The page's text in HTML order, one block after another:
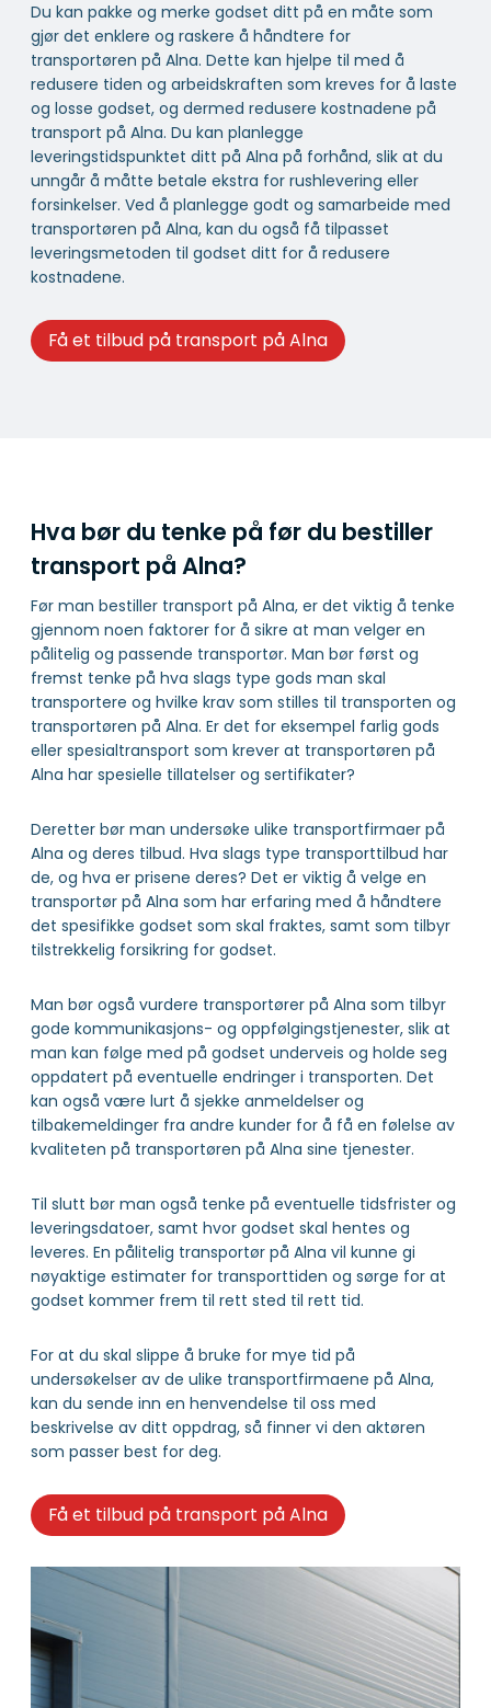
Du kan pakke og merke godset ditt på en måte som
gjør det enklere og raskere å håndtere for
transportøren på Alna. Dette kan hjelpe til med å
redusere tiden og arbeidskraften som kreves for å laste
og losse godset, og dermed redusere kostnadene på
transport på Alna. Du kan planlegge
leveringstidspunktet ditt på Alna på forhånd, slik at du
unngår å måtte betale ekstra for rushlevering eller
forsinkelser. Ved å planlegge godt og samarbeide med
transportøren på Alna, kan du også få tilpasset
leveringsmetoden til godset ditt for å redusere
kostnadene.
Få et tilbud på transport på Alna
Hva bør du tenke på før du bestiller
transport på Alna?
Før man bestiller transport på Alna, er det viktig å tenke
gjennom noen faktorer for å sikre at man velger en
pålitelig og passende transportør. Man bør først og
fremst tenke på hva slags type gods man skal
transportere og hvilke krav som stilles til transporten og
transportøren på Alna. Er det for eksempel farlig gods
eller spesialtransport som krever at transportøren på
Alna har spesielle tillatelser og sertifikater?
Deretter bør man undersøke ulike transportfirmaer på
Alna og deres tilbud. Hva slags type transporttilbud har
de, og hva er prisene deres? Det er viktig å velge en
transportør på Alna som har erfaring med å håndtere
det spesifikke godset som skal fraktes, samt som tilbyr
tilstrekkelig forsikring for godset.
Man bør også vurdere transportører på Alna som tilbyr
gode kommunikasjons- og oppfølgingstjenester, slik at
man kan følge med på godset underveis og holde seg
oppdatert på eventuelle endringer i transporten. Det
kan også være lurt å sjekke anmeldelser og
tilbakemeldinger fra andre kunder for å få en følelse av
kvaliteten på transportøren på Alna sine tjenester.
Til slutt bør man også tenke på eventuelle tidsfrister og
leveringsdatoer, samt hvor godset skal hentes og
leveres. En pålitelig transportør på Alna vil kunne gi
nøyaktige estimater for transporttiden og sørge for at
godset kommer frem til rett sted til rett tid.
For at du skal slippe å bruke for mye tid på
undersøkelser av de ulike transportfirmaene på Alna,
kan du sende inn en henvendelse til oss med
beskrivelse av ditt oppdrag, så finner vi den aktøren
som passer best for deg.
Få et tilbud på transport på Alna